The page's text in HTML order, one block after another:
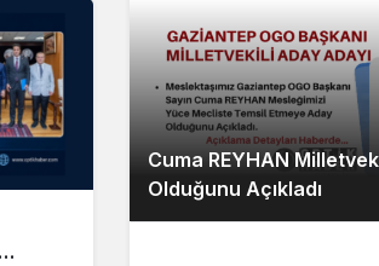
Cuma REYHAN
Olduğunu Açıkladı